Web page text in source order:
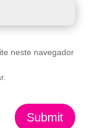
neste navegador
Submit